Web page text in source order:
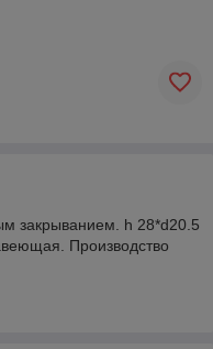
закрыванием. h 28*d20.5
Производство